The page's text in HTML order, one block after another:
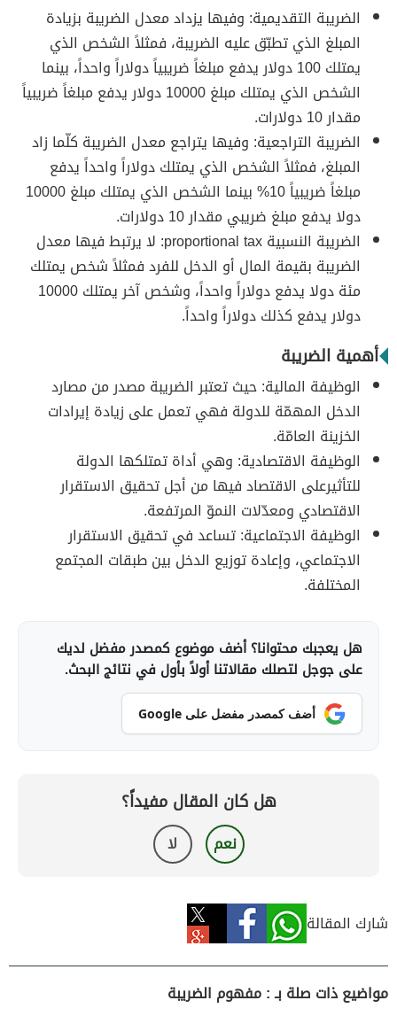
الضريبة التقديمية: وفيها يزداد معدل الضريبة بزيادة
المبلغ الذي تطبّق عليه الضريبة، فمثلاً الشخص الذي
يمتلك 100 دولار يدفع مبلغاً ضريبياً دولاراً واحداً، بينما
الشخص الذي يمتلك مبلغ 10000 دولار يدفع مبلغاً ضريبياً
مقدار 10 دولارات.
الضريبة التراجعية: وفيها يتراجع معدل الضريبة كلّما زاد
المبلغ، فمثلاً الشخص الذي يمتلك دولاراً واحداً يدفع
مبلغاً ضريبياً 10% بينما الشخص الذي يمتلك مبلغ 10000
دولا يدفع مبلغ ضريبي مقدار 10 دولارات.
الضريبة النسبية proportional tax: لا يرتبط فيها معدل
الضريبة بقيمة المال أو الدخل للفرد فمثلاً شخص يمتلك
مئة دولا يدفع دولاراً واحداً، وشخص آخر يمتلك 10000
دولار يدفع كذلك دولاراً واحداً.
أهمية الضريبة
الوظيفة المالية: حيث تعتبر الضريبة مصدر من مصارد
الدخل المهمّة للدولة فهي تعمل على زيادة إيرادات
الخزينة العامّة.
الوظيفة الاقتصادية: وهي أداة تمتلكها الدولة
للتأثيرعلى الاقتصاد فيها من أجل تحقيق الاستقرار
الاقتصادي ومعدّلات النموّ المرتفعة.
الوظيفة الاجتماعية: تساعد في تحقيق الاستقرار
الاجتماعي، وإعادة توزيع الدخل بين طبقات المجتمع
المختلفة.
هل يعجبك محتوانا؟ أضف موضوع كمصدر مفضل لديك
على جوجل لتصلك مقالاتنا أولاً بأول في نتائج البحث.
أضف كمصدر مفضل على Google
هل كان المقال مفيداً؟
نعم لا
شارك المقالة
مواضيع ذات صلة بـ : مفهوم الضريبة